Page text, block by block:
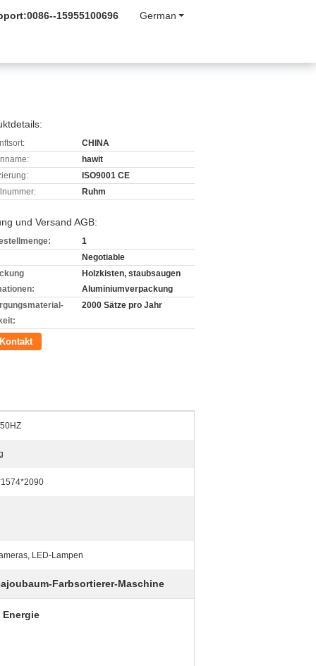
German
0086--15955100696
CHINA
hawit
ISO9001 CE
Ruhm
und Versand AGB:
1
Negotiable
Holzkisten, staubsaugen
Aluminiumverpackung
2000 Sätze pro Jahr
Kontakt
LED-Lampen
Farbsortierer-Maschine